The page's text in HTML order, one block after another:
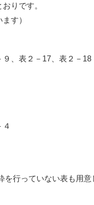
りです。
す）
、表２－17、表２－18
４
行っていない表も用